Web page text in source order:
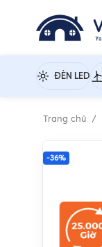
ĐÈN LED
Trang chủ
-36%